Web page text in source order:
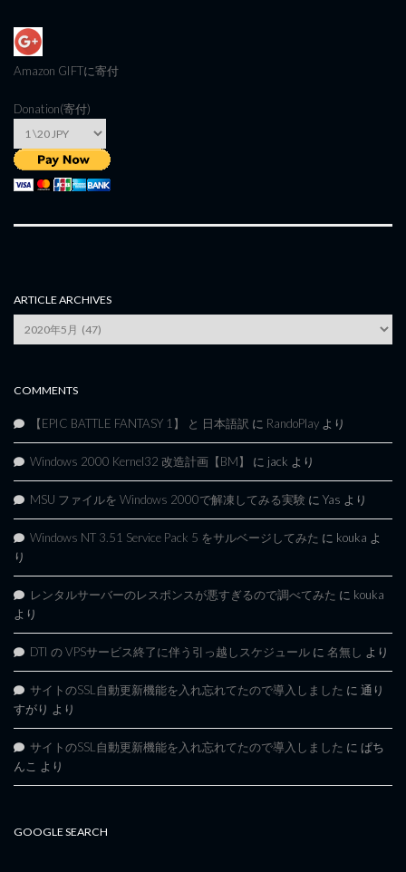
Amazon GIFTに寄付
Donation(寄付)
ARTICLE ARCHIVES
Archives
COMMENTS
【EPIC BATTLE FANTASY 1】 と 日本語訳 に RandoPlay より
Windows 2000 Kernel32 改造計画【BM】 に jack より
MSU ファイルを Windows 2000で解凍してみる実験 に Yas より
Windows NT 3.51 Service Pack 5 をサルベージしてみた に kouka よ
り
レンタルサーバーのレスポンスが悪すぎるので調べてみた に kouka
より
DTI の VPSサービス終了に伴う引っ越しスケジュール に 名無し より
サイトのSSL自動更新機能を入れ忘れてたので導入しました に 通り
すがり より
サイトのSSL自動更新機能を入れ忘れてたので導入しました に ぱち
んこ より
GOOGLE SEARCH